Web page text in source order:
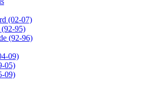
(02-07)
95)
(92-96)
09)
05)
09)